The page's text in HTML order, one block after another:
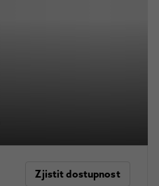
Zjistit dostupnost